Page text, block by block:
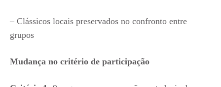
– Clássicos locais preservados no confronto entre
grupos
Mudança no critério de participação